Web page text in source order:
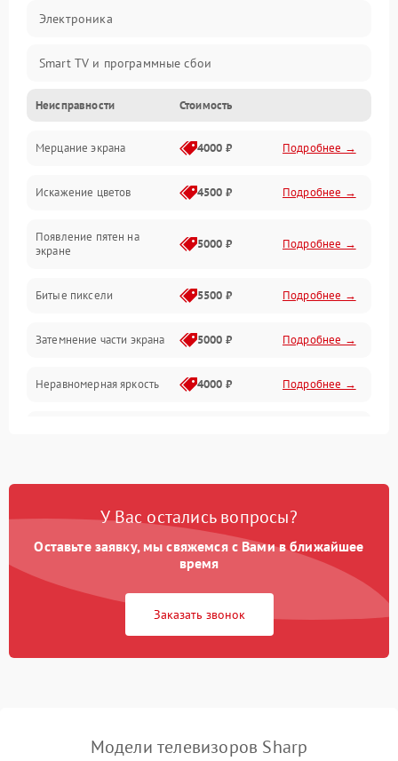
Электроника
Smart TV и программные сбои
Питание и запуск
Подсветка и LED-модули
Звук и аудиосистема
Сигнал и приём каналов
Механические повреждения
Программное обеспечение
Сеть и подключения
Аудио
Сетевая
Неисправности Стоимость
Мерцание экрана 4000 ₽ Подробнее →
Искажение цветов 4500 ₽ Подробнее →
Появление пятен на
экране
5000 ₽ Подробнее →
Битые пиксели 5500 ₽ Подробнее →
Затемнение части экрана 5000 ₽ Подробнее →
Неравномерная яркость 4000 ₽ Подробнее →
У Вас остались вопросы?
Оставьте заявку, мы свяжемся с Вами в ближайшее
время
Заказать звонок
Модели телевизоров Sharp